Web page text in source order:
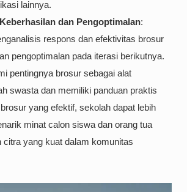
lainnya.
dan Pengoptimalan:
respons dan efektivitas brosur
pengoptimalan pada iterasi berikutnya.
pentingnya brosur sebagai alat
swasta dan memiliki panduan praktis
yang efektif, sekolah dapat lebih
minat calon siswa dan orang tua
citra yang kuat dalam komunitas